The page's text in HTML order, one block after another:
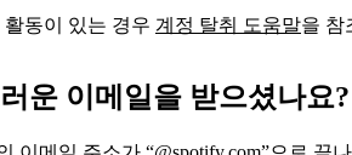
활동이 있는 경우 계정 탈취 도움말을 참
운 이메일을 받으셨나요?